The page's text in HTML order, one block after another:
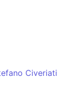
Civeriati